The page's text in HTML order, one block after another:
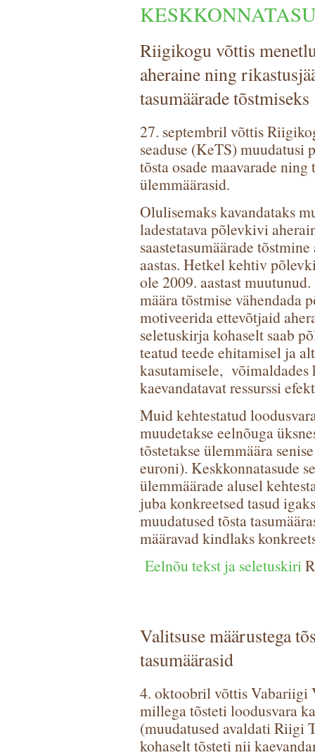
Riigikogu võttis
aheraine ning
tasumäärade tõstmiseks
27. septembril võttis
seaduse (KeTS) muudatusi
tõsta osade maavarade
ülemmäärasid.
Olulisemaks kavandataks
ladestatava põlevkivi
saastetasumäärade
aastas. Hetkel kehtiv
ole 2009. aastast
määra tõstmise vähendada
motiveerida ettevõtjaid
seletuskirja kohaselt saab
teatud teede ehitamisel ja
kasutamisele, võimaldades
kaevandatavat ressurssi
Muid kehtestatud
muudetakse eelnõuga
tõstetakse ülemmäära
euroni). Keskkonnatasude
ülemmäärade alusel
juba konkreetsed tasud
muudatused tõsta
määravad kindlaks
Eelnõu tekst ja seletuskiri
Valitsuse määrustega
tasumäärasid
4. oktoobril võttis Vabariigi
millega tõsteti loodusvara
(muudatused avaldati Riigi
kohaselt tõsteti nii